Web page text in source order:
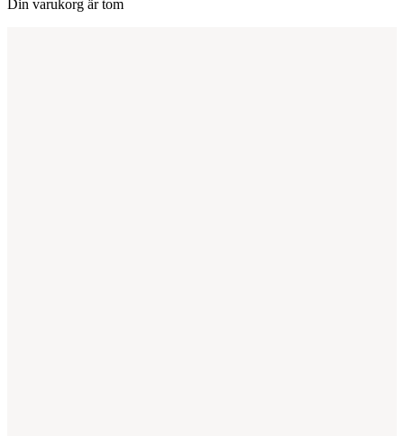
Din varukorg är tom